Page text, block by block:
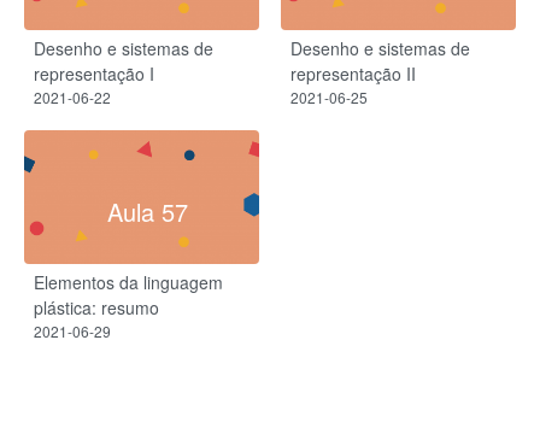
Desenho e sistemas de
representação I
2021-06-22
Desenho e sistemas de
representação II
2021-06-25
Aula 57
Elementos da linguagem
plástica: resumo
2021-06-29